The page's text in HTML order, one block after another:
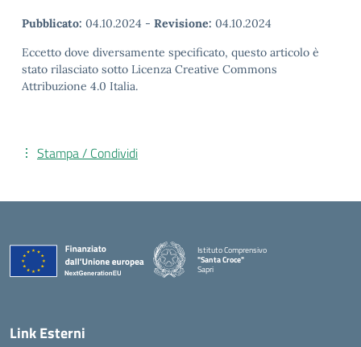
Pubblicato: 04.10.2024 - Revisione: 04.10.2024
Eccetto dove diversamente specificato, questo articolo è
stato rilasciato sotto Licenza Creative Commons
Attribuzione 4.0 Italia.
Stampa / Condividi
Istituto Comprensivo
"Santa Croce"
Sapri
— Visita la pagina iniziale della scuola
Link Esterni